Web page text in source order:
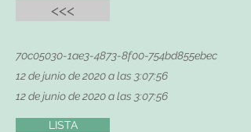
<<<
70c05030-1ae3-4873-8f00-754bd855ebec
12 de junio de 2020 a las 3:07:56
12 de junio de 2020 a las 3:07:56
LISTA